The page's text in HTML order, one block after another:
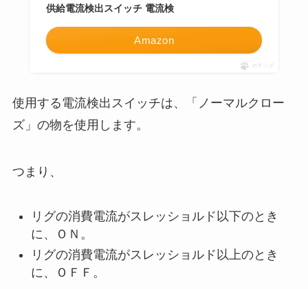
供給電流検出スイッチ 電流検
Amazon
ポチップ
使用する電流検出スイッチは、「ノーマルクロー
ズ」の物を使用します。
つまり、
リグの消費電流がスレッショルド以下のとき
に、ＯＮ。
リグの消費電流がスレッショルド以上のとき
に、ＯＦＦ。